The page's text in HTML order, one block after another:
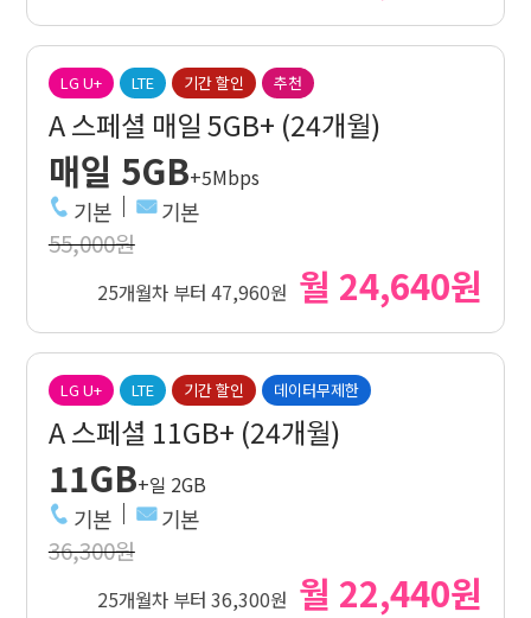
LG U+ LTE 기간 할인 추천
A 스페셜 매일 5GB+ (24개월)
매일 5GB+5Mbps
기본 기본
55,000원
25개월차 부터 47,960원 월 24,640원
LG U+ LTE 기간 할인 데이터무제한
A 스페셜 11GB+ (24개월)
11GB+일 2GB
기본 기본
36,300원
25개월차 부터 36,300원 월 22,440원